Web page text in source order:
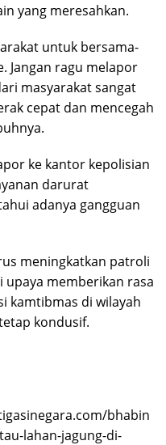
yang meresahkan.
untuk bersama-
Jangan ragu melapor
masyarakat sangat
cepat dan mencegah
ke kantor kepolisian
darurat
adanya gangguan
meningkatkan patroli
upaya memberikan rasa
kamtibmas di wilayah
kondusif.
bhabin
lahan-jagung-di-